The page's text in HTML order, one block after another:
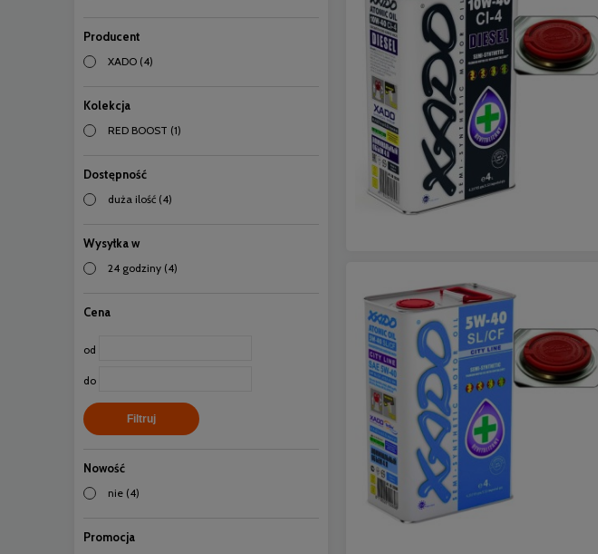
Producent
XADO (4)
Kolekcja
RED BOOST (1)
Dostępność
duża ilość (4)
Wysyłka w
24 godziny (4)
Cena
od
do
Filtruj
Nowość
nie (4)
Promocja